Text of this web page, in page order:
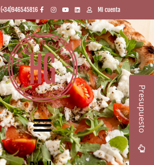
(+34)946545816 Mi cuenta
Presupuesto